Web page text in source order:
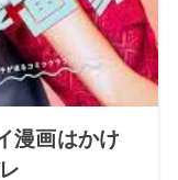
漫画はかけ